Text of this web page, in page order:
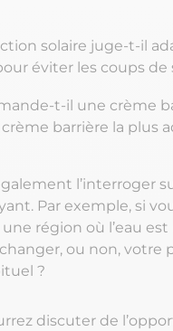
solaire juge-t-il
éviter les coups de
t-il une crème
barrière la plus
l’interroger
Par exemple, si
région où l’eau
ou non, votre
?
discuter de